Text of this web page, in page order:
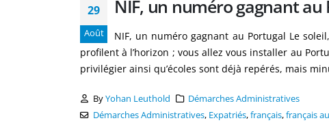
29
Août
NIF, un numéro gagnant au
NIF, un numéro gagnant au Portugal Le
profilent à l’horizon ; vous allez vous installer au
privilégier ainsi qu’écoles sont déjà repérés, mais
ByYohan Leuthold
Démarches Administratives
Démarches Administratives, Expatriés,français,français